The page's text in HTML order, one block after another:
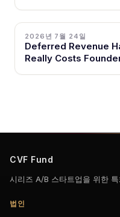
2026년 7월 24일
Deferred Revenue
Really Costs
CVF Fund
시리즈 A/B 스타트업을 위한 특
법인